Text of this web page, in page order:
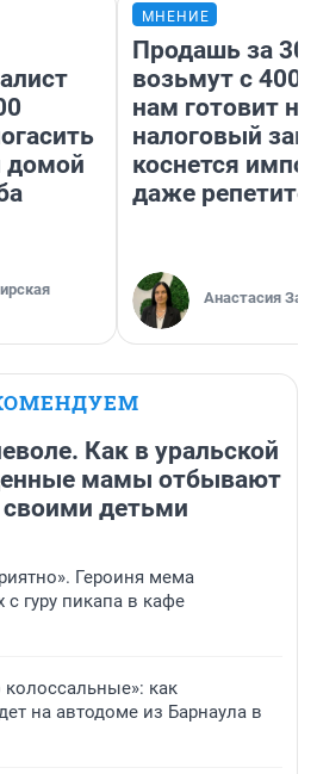
домой
МНЕНИЕ
Продашь за
возьмут с
нам готовит
налоговый
коснется
даже
Анастасия
Как в уральской
мамы отбывают
своими детьми
Героиня мема
гуру пикапа в кафе
как
на автодоме из Барнаула в